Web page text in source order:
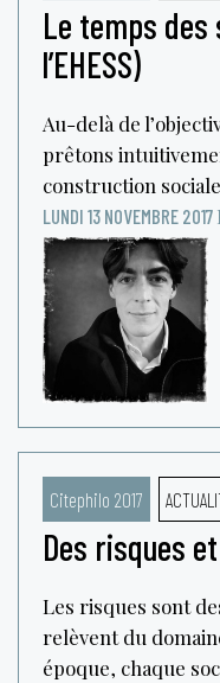
Le temps
l’EHESS)
Au-delà de
prêtons
construction
LUNDI 13 NOVEMBRE 2017
Citephilo 2017
Des risques
Les risques sont
relèvent du
époque, chaque